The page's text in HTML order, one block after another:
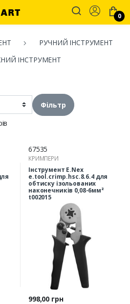
Account
0
РУЧНИЙ ІНСТРУМЕНТ
ІНСТРУМЕНТ
Фільтр
67535
КРИМПЕРИ
Інструмент E.Nex
e.tool.crimp.hsc.8.6.4 для
обтиску ізольованих
наконечників 0,08-6мм²
t002015
Ціна
998,00 грн